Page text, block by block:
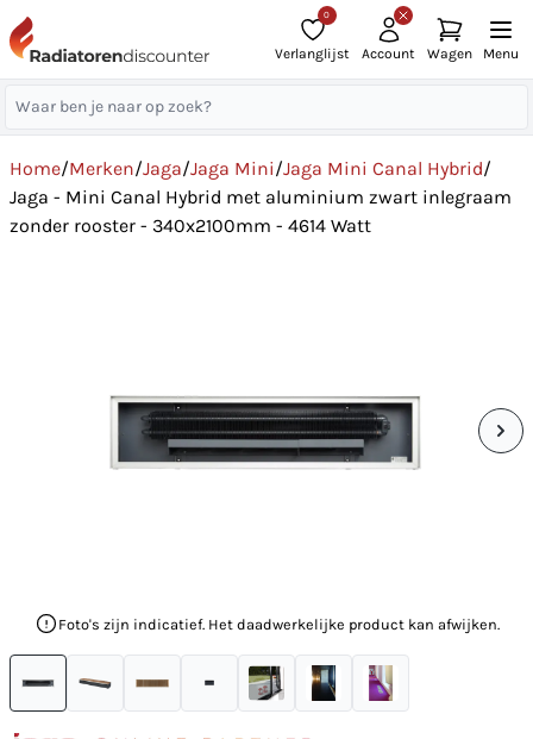
0
Verlanglijst Account Wagen Menu
Home/Merken/Jaga/Jaga Mini/Jaga Mini Canal Hybrid/
Jaga - Mini Canal Hybrid met aluminium zwart inlegraam
zonder rooster - 340x2100mm - 4614 Watt
Foto's zijn indicatief. Het daadwerkelijke product kan afwijken.